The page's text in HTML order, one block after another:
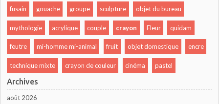
fusain gouache groupe sculpture objet du bureau
mythologie acrylique couple crayon Fleur quidam
feutre mi-homme mi-animal fruit objet domestique encre
technique mixte crayon de couleur cinéma pastel
Archives
août 2026